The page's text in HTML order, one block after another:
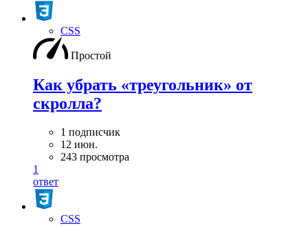
CSS
Простой
Как убрать «треугольник» от
скролла?
1 подписчик
12 июн.
243 просмотра
1
ответ
CSS